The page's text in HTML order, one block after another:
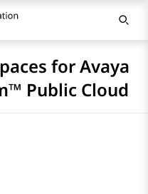
for Avaya
Public Cloud